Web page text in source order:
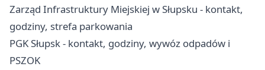
Zarząd Infrastruktury Miejskiej w Słupsku - kontakt,
godziny, strefa parkowania
PGK Słupsk - kontakt, godziny, wywóz odpadów i
PSZOK